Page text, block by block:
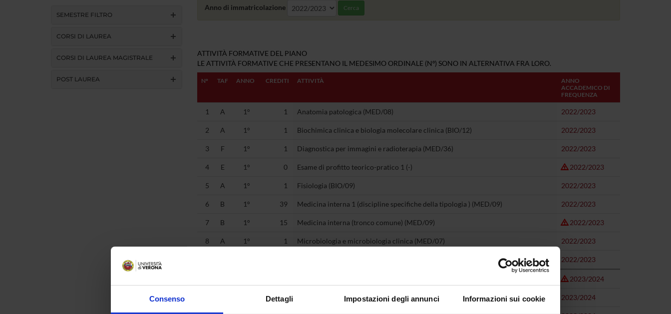
Consenso Dettagli Impostazioni degli annunci Informazioni sui cookie
SEMESTRE FILTRO
CORSI DI LAUREA
CORSI DI LAUREA MAGISTRALE
POST LAUREA
Anno di immatricolazione Cerca
ATTIVITÀ FORMATIVE DEL PIANO
LE ATTIVITÀ FORMATIVE CHE PRESENTANO IL MEDESIMO ORDINALE (Nº) SONO IN ALTERNATIVA FRA LORO.
Nº TAF ANNO CREDITI ATTIVITÀ
ANNO
ACCADEMICO DI
FREQUENZA
1 A 1° 1 Anatomia patologica (MED/08) 2022/2023
2 A 1° 1 Biochimica clinica e biologia molecolare clinica (BIO/12) 2022/2023
3 F 1° 1 Diagnostica per immagini e radioterapia (MED/36) 2022/2023
4 E 1° 0 Esame di profitto teorico-pratico 1 (-) 2022/2023
5 A 1° 1 Fisiologia (BIO/09) 2022/2023
6 B 1° 39 Medicina interna 1 (discipline specifiche della tipologia ) (MED/09) 2022/2023
7 B 1° 15 Medicina interna (tronco comune) (MED/09) 2022/2023
8 A 1° 1 Microbiologia e microbiologia clinica (MED/07) 2022/2023
2022/2023
2023/2024
1 Gastroenterologia (MED/12) 2023/2024